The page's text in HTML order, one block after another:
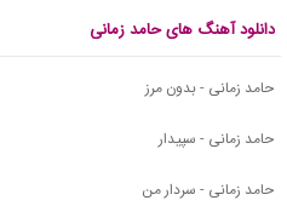
دانلود آهنگ های حامد زمانی
حامد زمانی - بدون مرز
حامد زمانی - سپیدار
حامد زمانی - سردار من